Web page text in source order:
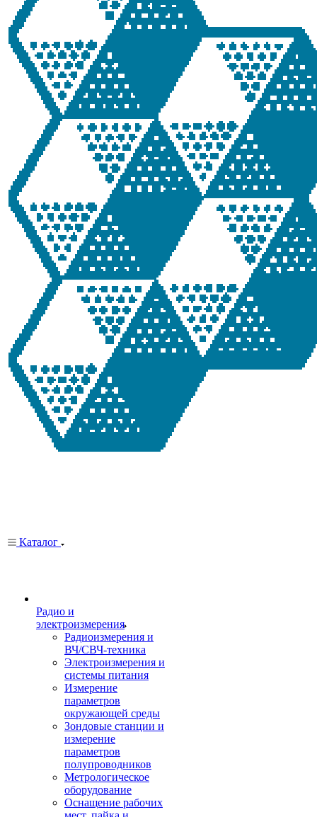
Каталог
Радио и
электроизмерения
Радиоизмерения и
ВЧ/СВЧ-техника
Электроизмерения и
системы питания
Измерение
параметров
окружающей среды
Зондовые станции и
измерение
параметров
полупроводников
Метрологическое
оборудование
Оснащение рабочих